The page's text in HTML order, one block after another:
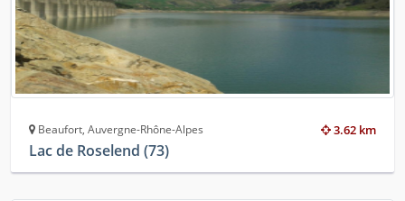
3.62 km
Beaufort, Auvergne-Rhône-Alpes
Lac de Roselend (73)